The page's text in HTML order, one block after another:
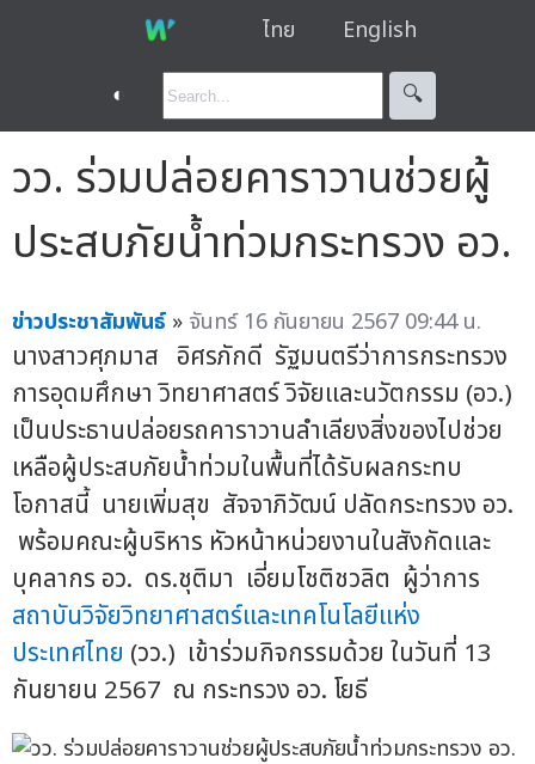
ไทย English
◐ 🔍︎
วว. ร่วมปล่อยคาราวานช่วยผู้
ประสบภัยน้ำท่วมกระทรวง อว.
ข่าวประชาสัมพันธ์ » จันทร์ 16 กันยายน 2567 09:44 น.
นางสาวศุภมาส อิศรภักดี รัฐมนตรีว่าการกระทรวง
การอุดมศึกษา วิทยาศาสตร์ วิจัยและนวัตกรรม (อว.)
เป็นประธานปล่อยรถคาราวานลำเลียงสิ่งของไปช่วย
เหลือผู้ประสบภัยน้ำท่วมในพื้นที่ได้รับผลกระทบ
โอกาสนี้ นายเพิ่มสุข สัจจาภิวัฒน์ ปลัดกระทรวง อว.
พร้อมคณะผู้บริหาร หัวหน้าหน่วยงานในสังกัดและ
บุคลากร อว. ดร.ชุติมา เอี่ยมโชติชวลิต ผู้ว่าการ
สถาบันวิจัยวิทยาศาสตร์และเทคโนโลยีแห่ง
ประเทศไทย (วว.) เข้าร่วมกิจกรรมด้วย ในวันที่ 13
กันยายน 2567 ณ กระทรวง อว. โยธี